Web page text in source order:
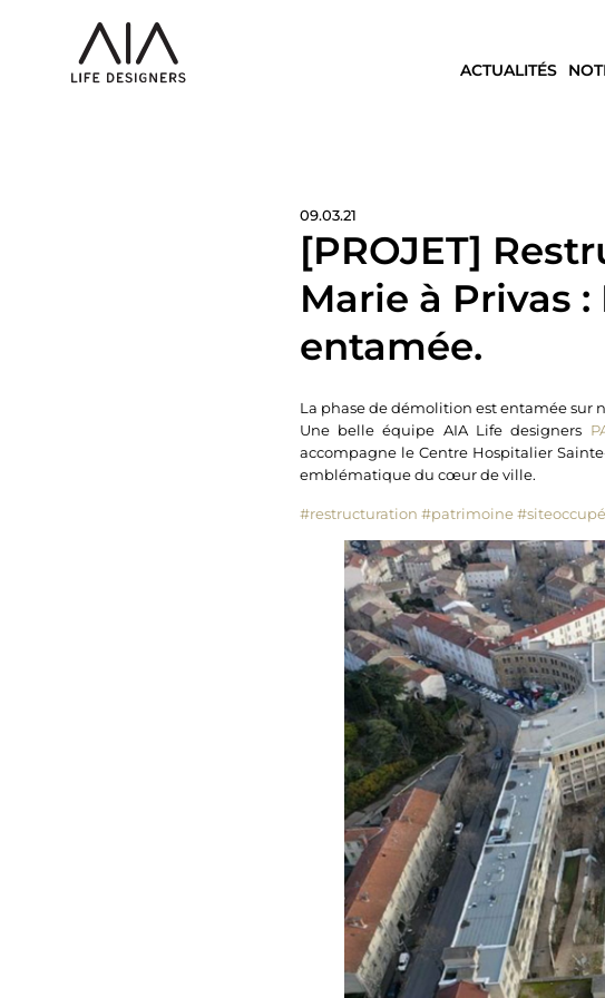
ACTUALITÉS
09.03.21
[PROJET]
Marie à Privas
entamée.
La phase de démolition est entamée sur
Une belle équipe AIA Life designers
accompagne le Centre Hospitalier
emblématique du cœur de ville.
#restructuration #patrimoine #siteoccupé